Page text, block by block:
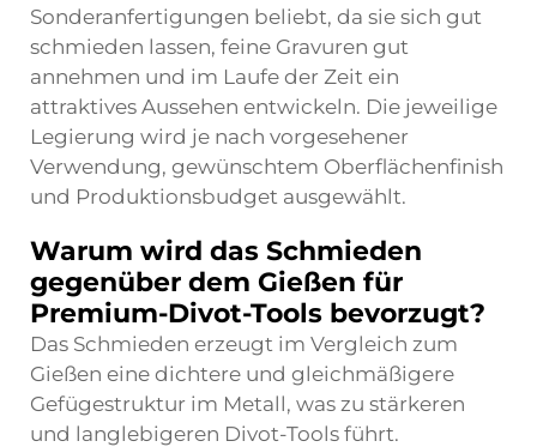
Sonderanfertigungen beliebt, da sie sich gut
schmieden lassen, feine Gravuren gut
annehmen und im Laufe der Zeit ein
attraktives Aussehen entwickeln. Die jeweilige
Legierung wird je nach vorgesehener
Verwendung, gewünschtem Oberflächenfinish
und Produktionsbudget ausgewählt.
Warum wird das Schmieden
gegenüber dem Gießen für
Premium-Divot-Tools bevorzugt?
Das Schmieden erzeugt im Vergleich zum
Gießen eine dichtere und gleichmäßigere
Gefügestruktur im Metall, was zu stärkeren
und langlebigeren Divot-Tools führt.